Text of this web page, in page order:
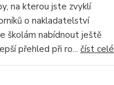
na kterou jste zvyklí
o nakladatelství
školám nabídnout ještě
přehled při ro... číst celé